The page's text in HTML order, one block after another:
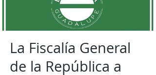
La Fiscalía General
de la República a